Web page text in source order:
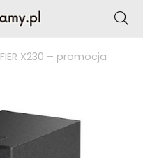
X230 – promocja